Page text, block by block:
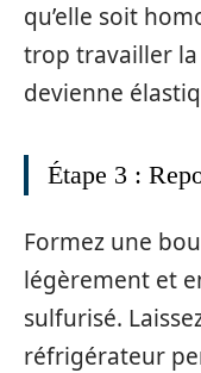
qu’elle soit
trop travailler la
devienne
Étape 3 :
Formez une
légèrement et
sulfurisé.
réfrigérateur